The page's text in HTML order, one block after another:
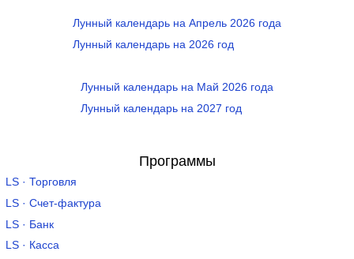
Лунный календарь на Апрель 2026 года
Лунный календарь на 2026 год
Лунный календарь на Май 2026 года
Лунный календарь на 2027 год
Программы
LS · Торговля
LS · Счет-фактура
LS · Банк
LS · Касса